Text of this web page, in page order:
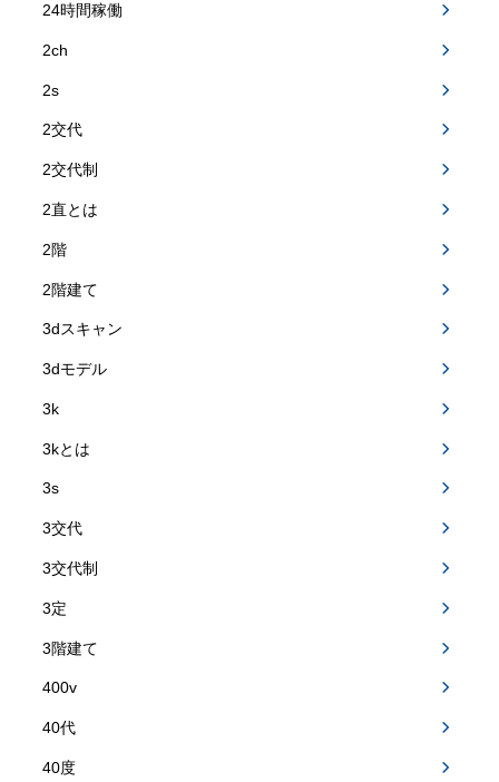
24時間稼働
2ch
2s
2交代
2交代制
2直とは
2階
2階建て
3dスキャン
3dモデル
3k
3kとは
3s
3交代
3交代制
3定
3階建て
400v
40代
40度